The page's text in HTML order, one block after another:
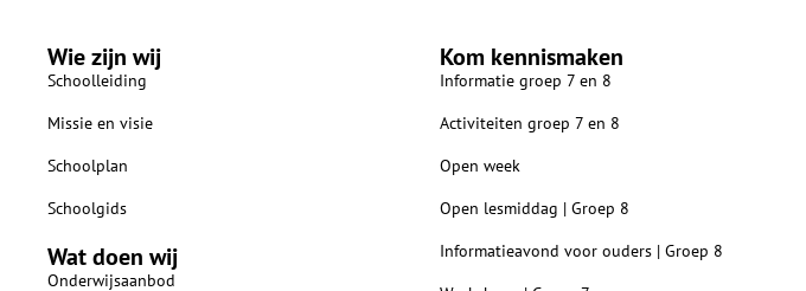
Wie zijn wij
Schoolleiding
Missie en visie
Schoolplan
Schoolgids
Wat doen wij
Onderwijsaanbod
Kom kennismaken
Informatie groep 7 en 8
Activiteiten groep 7 en 8
Open week
Open lesmiddag | Groep 8
Informatieavond voor ouders | Groep 8